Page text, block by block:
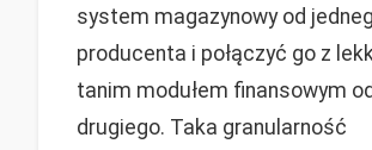
system magazynowy od
producenta i połączyć go z
tanim modułem finansowym od
drugiego. Taka granularność